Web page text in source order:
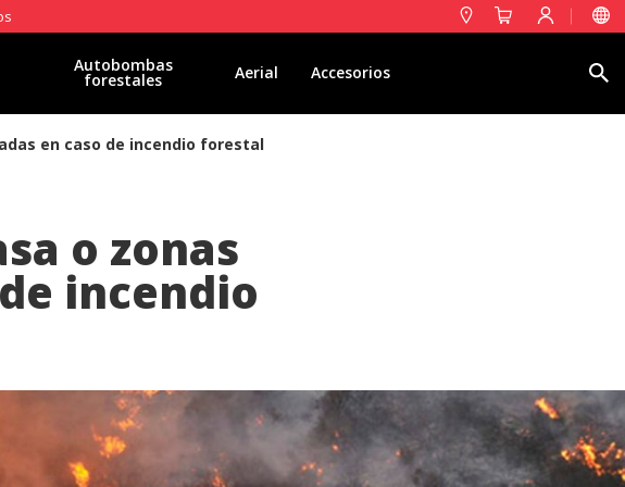
Autobombas
forestales Aerial Accesorios
en caso de incendio forestal
o zonas
incendio